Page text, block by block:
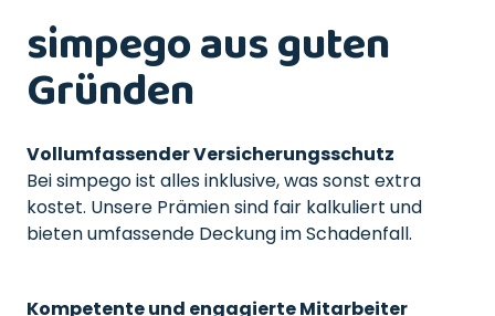
simpego aus guten
Gründen
Vollumfassender Versicherungsschutz
Bei simpego ist alles inklusive, was sonst extra
kostet. Unsere Prämien sind fair kalkuliert und
bieten umfassende Deckung im Schadenfall.
Kompetente und engagierte Mitarbeiter